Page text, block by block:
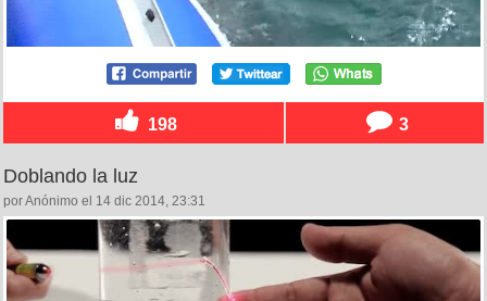
198 3
Doblando la luz
por Anónimo el 14 dic 2014, 23:31